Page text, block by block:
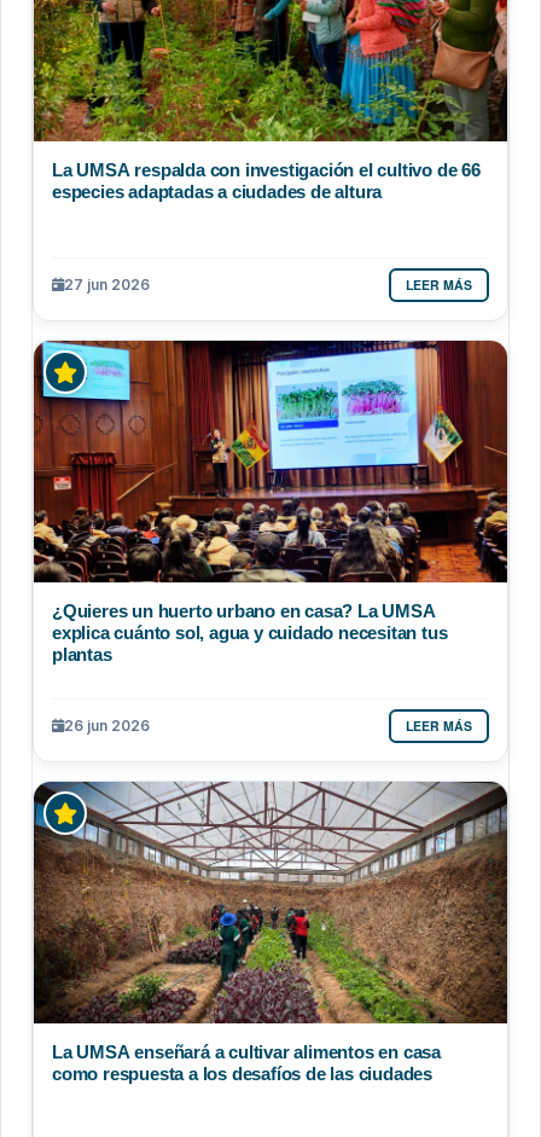
La UMSA respalda con investigación el cultivo de 66
especies adaptadas a ciudades de altura
27 jun 2026 LEER MÁS
¿Quieres un huerto urbano en casa? La UMSA
explica cuánto sol, agua y cuidado necesitan tus
plantas
26 jun 2026 LEER MÁS
La UMSA enseñará a cultivar alimentos en casa
como respuesta a los desafíos de las ciudades